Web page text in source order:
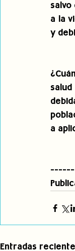
salvo
a la
y
a
Entradas